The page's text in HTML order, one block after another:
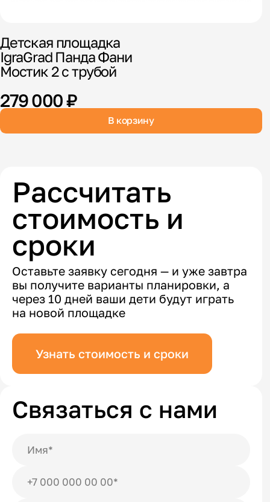
Детская площадка
IgraGrad Панда Фани
Мостик 2 с трубой
279 000 ₽
В корзину
Рассчитать
стоимость и
сроки
Оставьте заявку сегодня — и уже завтра
вы получите варианты планировки, а
через 10 дней ваши дети будут играть
на новой площадке
Узнать стоимость и сроки
Связаться с нами